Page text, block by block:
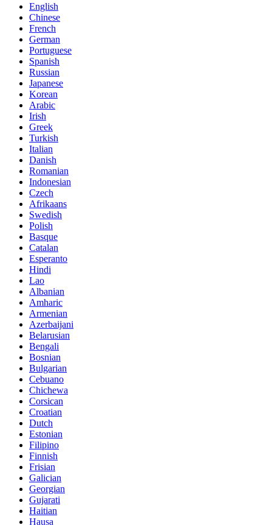
English
Chinese
French
German
Portuguese
Spanish
Russian
Japanese
Korean
Arabic
Irish
Greek
Turkish
Italian
Danish
Romanian
Indonesian
Czech
Afrikaans
Swedish
Polish
Basque
Catalan
Esperanto
Hindi
Lao
Albanian
Amharic
Armenian
Azerbaijani
Belarusian
Bengali
Bosnian
Bulgarian
Cebuano
Chichewa
Corsican
Croatian
Dutch
Estonian
Filipino
Finnish
Frisian
Galician
Georgian
Gujarati
Haitian
Hausa